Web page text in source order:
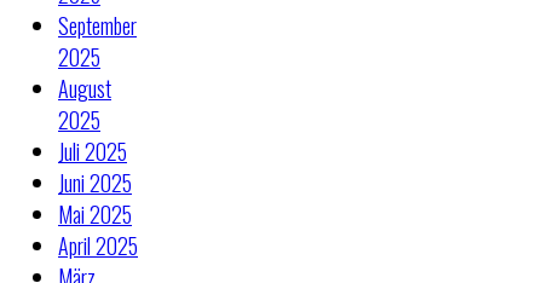
September
2025
August
2025
Juli 2025
Juni 2025
Mai 2025
April 2025